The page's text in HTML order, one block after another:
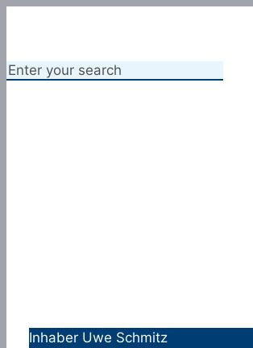
Inhaber Uwe Schmitz